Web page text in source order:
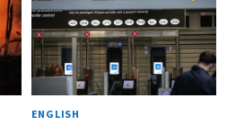
ENGLISH